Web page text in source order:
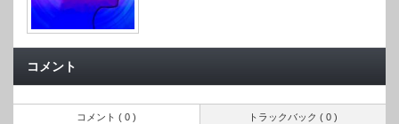
コメント
トラックバック ( 0 )
コメント ( 0 )